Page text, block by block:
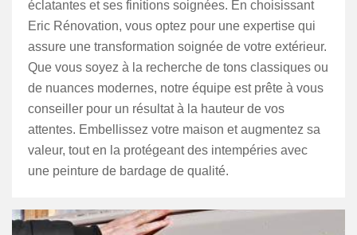
éclatantes et ses finitions soignées. En choisissant
Eric Rénovation, vous optez pour une expertise qui
assure une transformation soignée de votre extérieur.
Que vous soyez à la recherche de tons classiques ou
de nuances modernes, notre équipe est prête à vous
conseiller pour un résultat à la hauteur de vos
attentes. Embellissez votre maison et augmentez sa
valeur, tout en la protégeant des intempéries avec
une peinture de bardage de qualité.